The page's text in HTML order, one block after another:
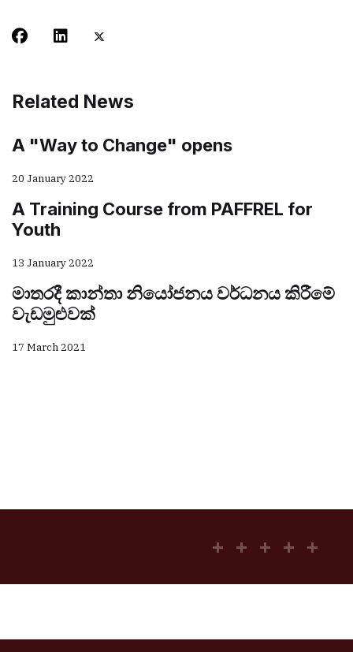
Related News
A "Way to Change" opens
20 January 2022
A Training Course from PAFFREL for
Youth
13 January 2022
මාතරදී කාන්තා නියෝජනය වර්ධනය කිරීමේ
වැඩමුළුවක්
17 March 2021